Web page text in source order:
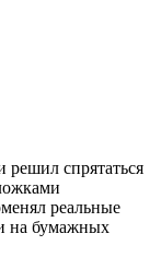
решил спрятаться
реальные
на бумажных